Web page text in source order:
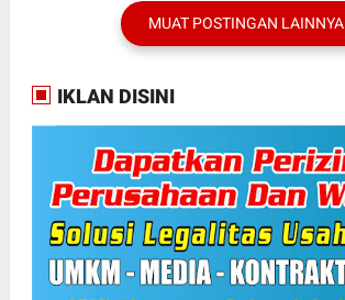
MUAT POSTINGAN LAINNYA
IKLAN DISINI